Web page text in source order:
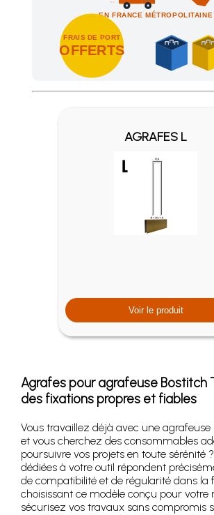
EN FRANCE MÉTROPOLITAINE
FRAIS DE PORT
OFFERTS
Achetez 4 sachets ou boîtes
AGRAFES L
Voir le produit
Agrafes pour agrafeuse Bostitch
des fixations propres et fiables
Vous travaillez déjà avec une agrafeuse
et vous cherchez des consommables
poursuivre vos projets en toute sérénité
dédiées à votre outil répondent
de compatibilité et de régularité dans la
choisissant ce modèle conçu pour votre
sécurisez vos travaux sans compromis